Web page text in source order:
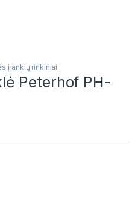
įrankių rinkiniai
Peterhof PH-